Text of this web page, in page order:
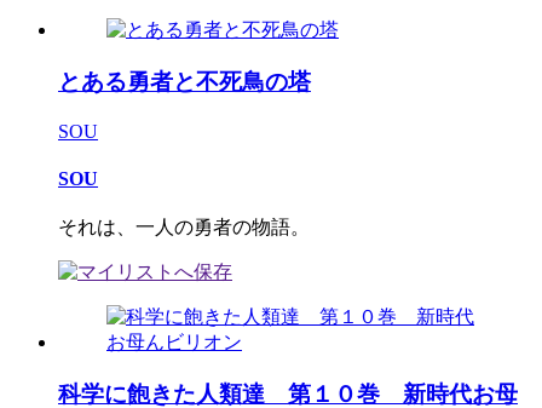
とある勇者と不死鳥の塔
SOU
SOU
それは、一人の勇者の物語。
科学に飽きた人類達 第１０巻 新時代お母